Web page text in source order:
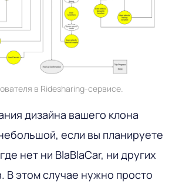
в Ridesharing-сервисе.
дизайна вашего клона
если вы планируете
нет ни BlaBlaCar, ни других
В этом случае нужно просто